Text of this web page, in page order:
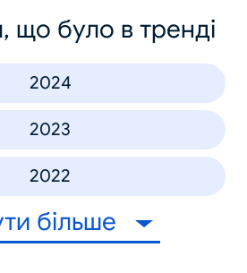
що було в тренді
2024
2023
2022
більше